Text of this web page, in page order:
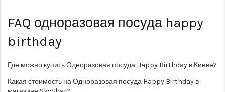
FAQ одноразовая посуда happy
birthday
Где можно купить Одноразовая посуда Happy Birthday в Киеве?
Какая стоимость на Одноразовая посуда Happy Birthday в